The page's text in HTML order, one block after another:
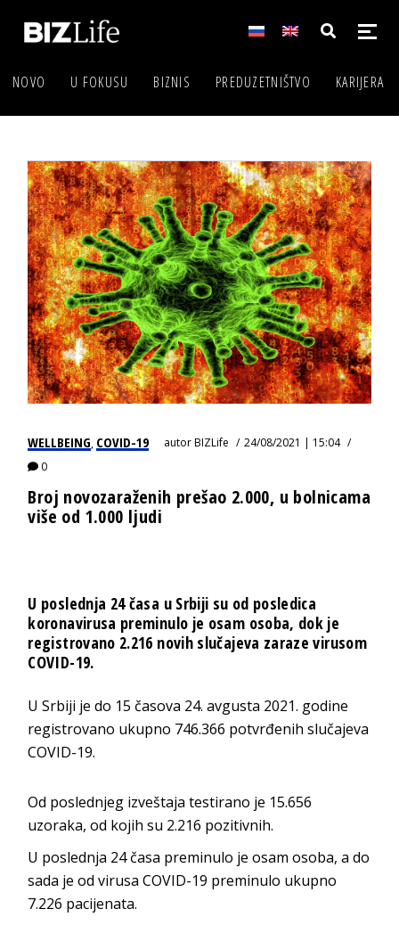
NOVO U FOKUSU BIZNIS PREDUZETNIŠTVO KARIJERA
WELLBEING, COVID-19 autorBIZLife
24/08/2021 | 15:04
0
Broj novozaraženih prešao 2.000, u bolnicama
više od 1.000 ljudi
U poslednja 24 časa u Srbiji su od posledica
koronavirusa preminulo je osam osoba, dok je
registrovano 2.216 novih slučajeva zaraze virusom
COVID-19.
U Srbiji je do 15 časova 24. avgusta 2021. godine
registrovano ukupno 746.366 potvrđenih slučajeva
COVID-19.
Od poslednjeg izveštaja testirano je 15.656
uzoraka, od kojih su 2.216 pozitivnih.
U poslednja 24 časa preminulo je osam osoba, a do
sada je od virusa COVID-19 preminulo ukupno
7.226 pacijenata.